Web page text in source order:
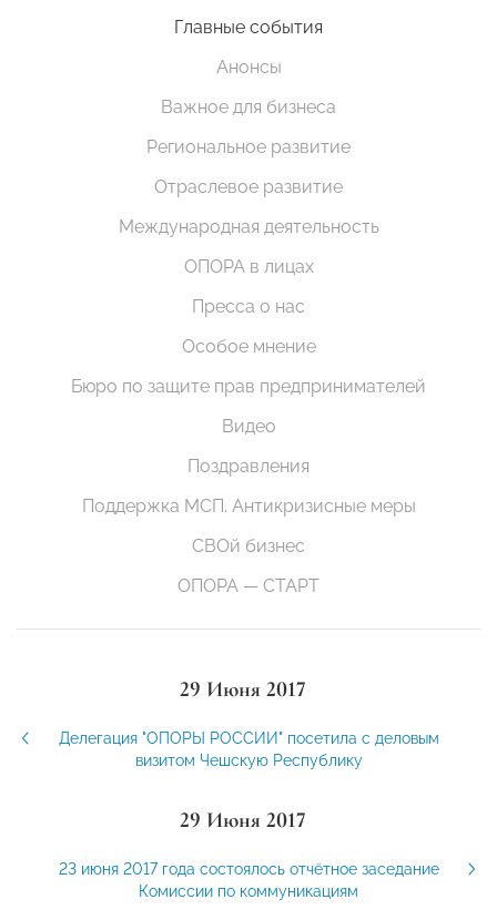
Главные события
Анонсы
Важное для бизнеса
Региональное развитие
Отраслевое развитие
Международная деятельность
ОПОРА в лицах
Пресса о нас
Особое мнение
Бюро по защите прав предпринимателей
Видео
Поздравления
Поддержка МСП. Антикризисные меры
СВОй бизнес
ОПОРА — СТАРТ
29 Июня 2017
Делегация "ОПОРЫ РОССИИ" посетила с деловым
визитом Чешскую Республику
29 Июня 2017
23 июня 2017 года состоялось отчётное заседание
Комиссии по коммуникациям